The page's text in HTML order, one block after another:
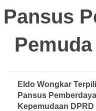
Pansus
Eldo Wongkar
Pansus
Kepemudaan